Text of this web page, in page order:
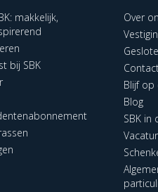
makkelijk,
bij SBK
Over
Blijf op
Blog
SBK in